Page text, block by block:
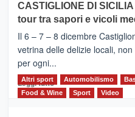
MOIO
ALCANTARA
–
Vivicittà,
alla
scoperta
del
territorio,
CASTIGLIONE DI
tour tra sapori e vicoli
Il 6 – 7 – 8 dicembre
vetrina delle delizie locali,
per ogni...
Leggi tuttoLeggi
di
Altri sport Automobilismo
Food & Wine
Sport Video